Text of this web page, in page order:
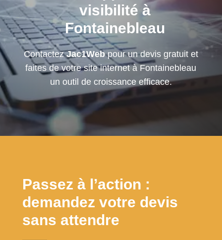
visibilité à
Fontainebleau
ContactezJac1Webpour un devis gratuit et
faites de votre site internet à Fontainebleau
un outil de croissance efficace.
Passez à l’action :
demandez votre devis
sans attendre